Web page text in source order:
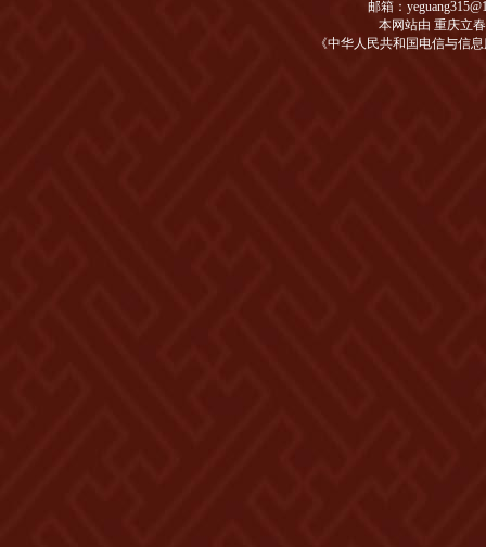
邮箱：
本网站由 重庆立
《中华人民共和国电信与信